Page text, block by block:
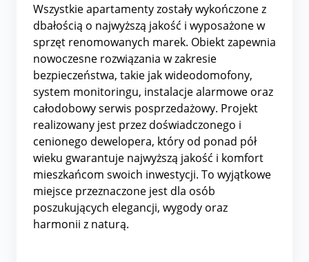
Wszystkie apartamenty zostały wykończone z
dbałością o najwyższą jakość i wyposażone w
sprzęt renomowanych marek. Obiekt zapewnia
nowoczesne rozwiązania w zakresie
bezpieczeństwa, takie jak wideodomofony,
system monitoringu, instalacje alarmowe oraz
całodobowy serwis posprzedażowy. Projekt
realizowany jest przez doświadczonego i
cenionego dewelopera, który od ponad pół
wieku gwarantuje najwyższą jakość i komfort
mieszkańcom swoich inwestycji. To wyjątkowe
miejsce przeznaczone jest dla osób
poszukujących elegancji, wygody oraz
harmonii z naturą.